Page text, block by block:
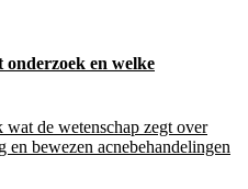
onderzoek en welke
de wetenschap zegt over
bewezen acnebehandelingen